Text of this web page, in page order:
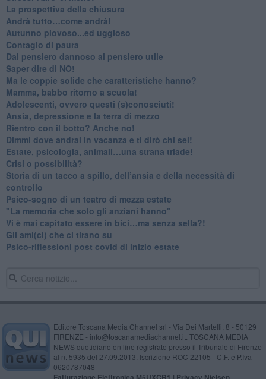
​La prospettiva della chiusura
​Andrà tutto…come andrà!
Autunno piovoso...ed uggioso
​Contagio di paura
​Dal pensiero dannoso al pensiero utile
​Saper dire di NO!
​Ma le coppie solide che caratteristiche hanno?
​Mamma, babbo ritorno a scuola!
Adolescenti, ovvero questi (s)conosciuti!
Ansia, depressione e la terra di mezzo
​Rientro con il botto? Anche no!
Dimmi dove andrai in vacanza e ti dirò chi sei!
​Estate, psicologia, animali…una strana triade!
​Crisi o possibilità?
​Storia di un tacco a spillo, dell’ansia e della necessità di
controllo
​Psico-sogno di un teatro di mezza estate
"La memoria che solo gli anziani hanno"
​Vi è mai capitato essere in bici…ma senza sella?!
​Gli ami(ci) che ci tirano su
Psico-riflessioni post covid di inizio estate
Editore Toscana Media Channel srl - Via Dei Martelli, 8 - 50129
FIRENZE - info@toscanamediachannel.it. TOSCANA MEDIA
NEWS quotidiano on line registrato presso il Tribunale di Firenze
al n. 5935 del 27.09.2013. Iscrizione ROC 22105 - C.F. e P.Iva
0620787048